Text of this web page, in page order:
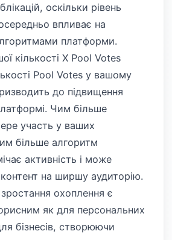
оскільки рівень
впливає на
платформи.
кількості X Pool Votes
Pool Votes у вашому
до підвищення
Чим більше
участь у ваших
більше алгоритм
активність і може
на ширшу аудиторію.
охоплення є
як для персональних
бізнесів, створюючи